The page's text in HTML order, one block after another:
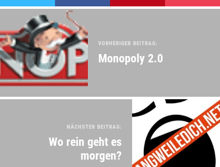
VORHERIGER BEITRAG:
Monopoly 2.0
NÄCHSTER BEITRAG:
Wo rein geht es
morgen?